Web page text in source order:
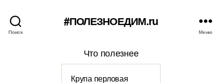
Поиск
#ПОЛЕЗНОЕДИМ.ru
Меню
Что полезнее